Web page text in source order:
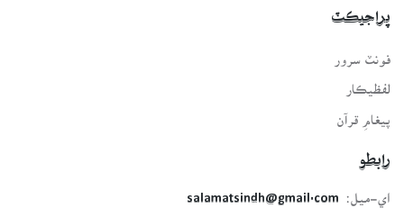
پراجيڪٽ
لفظيڪار
پيغامِ قرآن
رابطو
اي-ميل:
salamatsindh@gmail.com